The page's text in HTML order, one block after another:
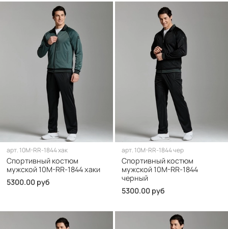
арт. 10M-RR-1844 хак
Спортивный костюм
мужской 10M-RR-1844 хаки
5300.00 руб
арт. 10M-RR-1844 чер
Спортивный костюм
мужской 10M-RR-1844
черный
5300.00 руб